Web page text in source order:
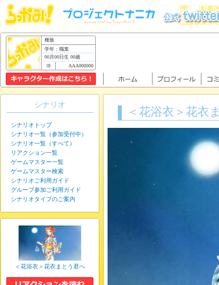
種族
学年：職業
00月00日生 00歳
AAA000000
＜花浴衣＞花衣
シナリオ
シナリオトップ
シナリオ一覧（参加受付中）
シナリオ一覧（すべて）
リアクション一覧
ゲームマスター一覧
ゲームマスター検索
シナリオご利用ガイド
グループ参加ご利用ガイド
シナリオタイプのご案内
＜花浴衣＞花衣まとう君へ